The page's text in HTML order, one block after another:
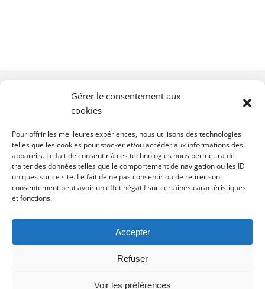
Gérer le consentement aux
cookies
Pour offrir les meilleures expériences, nous utilisons des technologies
telles que les cookies pour stocker et/ou accéder aux informations des
appareils. Le fait de consentir à ces technologies nous permettra de
traiter des données telles que le comportement de navigation ou les ID
uniques sur ce site. Le fait de ne pas consentir ou de retirer son
consentement peut avoir un effet négatif sur certaines caractéristiques
et fonctions.
Accepter
Refuser
Voir les préférences